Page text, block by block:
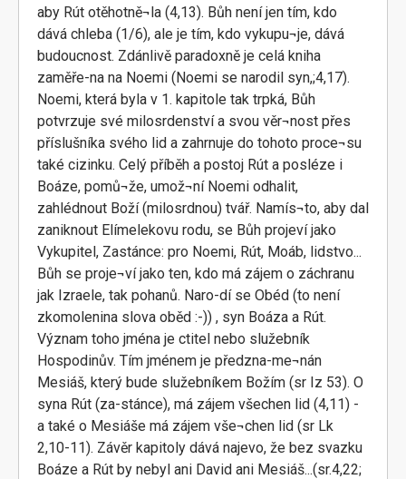
aby Rút otěhotně¬la (4,13). Bůh není jen tím, kdo
dává chleba (1/6), ale je tím, kdo vykupu¬je, dává
budoucnost. Zdánlivě paradoxně je celá kniha
zaměře-na na Noemi (Noemi se narodil syn,;4,17).
Noemi, která byla v 1. kapitole tak trpká, Bůh
potvrzuje své milosrdenství a svou věr¬nost přes
příslušníka svého lid a zahrnuje do tohoto proce¬su
také cizinku. Celý příběh a postoj Rút a posléze i
Boáze, pomů¬že, umož¬ní Noemi odhalit,
zahlédnout Boží (milosrdnou) tvář. Namís¬to, aby dal
zaniknout Elímelekovu rodu, se Bůh projeví jako
Vykupitel, Zastánce: pro Noemi, Rút, Moáb, lidstvo...
Bůh se proje¬ví jako ten, kdo má zájem o záchranu
jak Izraele, tak pohanů. Naro-dí se Obéd (to není
zkomolenina slova oběd :-)) , syn Boáza a Rút.
Význam toho jména je ctitel nebo služebník
Hospodinův. Tím jménem je předzna-me¬nán
Mesiáš, který bude služebníkem Božím (sr Iz 53). O
syna Rút (za-stánce), má zájem všechen lid (4,11) -
a také o Mesiáše má zájem vše¬chen lid (sr Lk
2,10-11). Závěr kapitoly dává najevo, že bez svazku
Boáze a Rút by nebyl ani David ani Mesiáš...(sr.4,22;